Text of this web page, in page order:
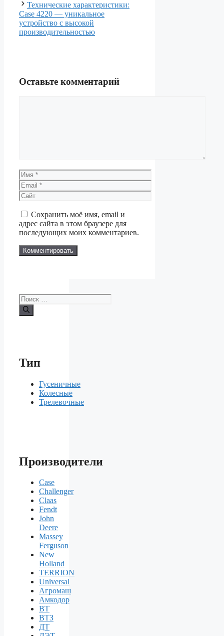
Технические характеристики:
Case 4220 — уникальное
устройство с высокой
производительностью
Оставьте комментарий
Имя
Email
Сайт
Сохранить моё имя, email и
адрес сайта в этом браузере для
последующих моих комментариев.
Поиск:
Тип
Гусеничные
Колесные
Трелевочные
Производители
Case
Challenger
Claas
Fendt
John
Deere
Massey
Ferguson
New
Holland
TERRION
Universal
Агромаш
Амкодор
ВТ
ВТЗ
ДТ